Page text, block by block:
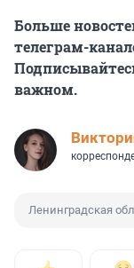
Больше
телеграм-
важном.
Ленинградская